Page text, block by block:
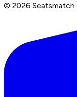
© 2026 Seatsmatch